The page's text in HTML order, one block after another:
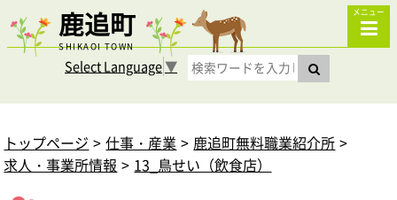
鹿追町
SHIKAOI TOWN
メニュー
Select Language▼
トップページ 仕事・産業
鹿追町無料職業紹介所
求人・事業所情報
13_鳥せい（飲食店）